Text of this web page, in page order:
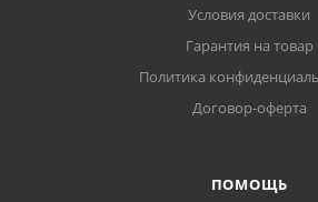
Условия доставки
Гарантия на товар
Политика
Договор-оферта
ПОМОЩЬ